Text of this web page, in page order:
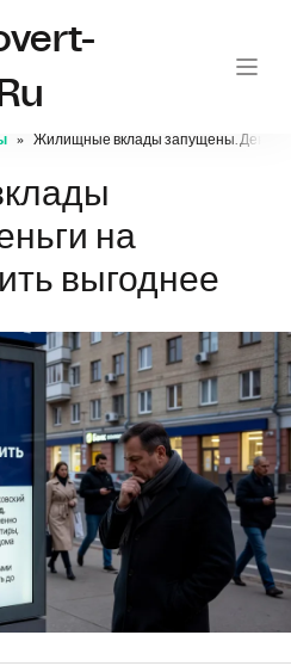
Жилищные вклады запущены. Деньги
на
выгоднее